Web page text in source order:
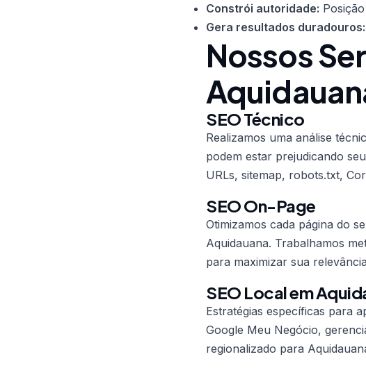
Constrói autoridade:
Gera resultados duradouros:
Nossos
SEO Técnico
Realizamos uma análise
podem estar prejudicando
URLs, sitemap, robots.txt,
SEO On-Page
Otimizamos cada página do
Aquidauana. Trabalhamos
para maximizar sua
SEO Local em
Estratégias específicas para
Google Meu Negócio,
regionalizado para